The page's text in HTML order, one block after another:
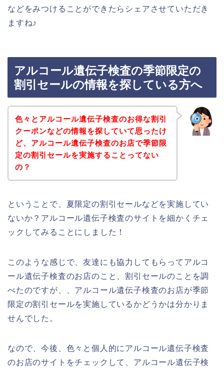
などをみつけることができたらシェアさせていただき
ますね♪
アルコール遺伝子検査の季節限定の
割引セールの情報を探している方へ
色々とアルコール遺伝子検査のお得な割引
クーポンなどの情報を探していて思ったけ
ど、アルコール遺伝子検査のお店で季節限
定の割引セールを実施することってない
の？
ということで、夏限定の割引セールなどを実施してい
ないか？アルコール遺伝子検査のサイトを細かくチェ
ックしてみることにしました！
このような感じで、友達にも協力してもらってアルコ
ール遺伝子検査のお店のこと、割引セールのことを調
べたのですが、、アルコール遺伝子検査のお店が季節
限定の割引セールを実施しているかどうかは分かりま
せんでした。
なので、今後、色々と個人的にアルコール遺伝子検査
のお店のサイトをチェックして、アルコール遺伝子検